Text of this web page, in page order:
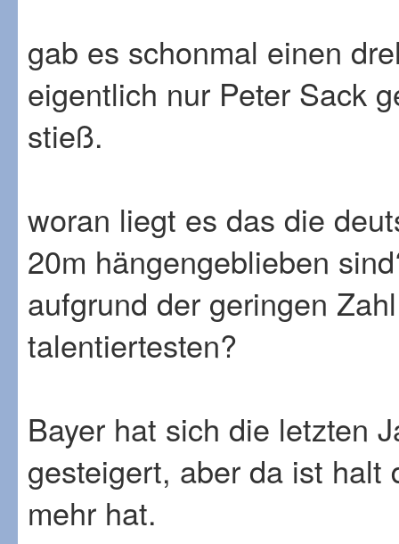
gab es schonmal einen
eigentlich nur Peter Sack
stieß.
woran liegt es das die
20m hängengeblieben
aufgrund der geringen
talentiertesten?
Bayer hat sich die letzten
gesteigert, aber da ist halt
mehr hat.